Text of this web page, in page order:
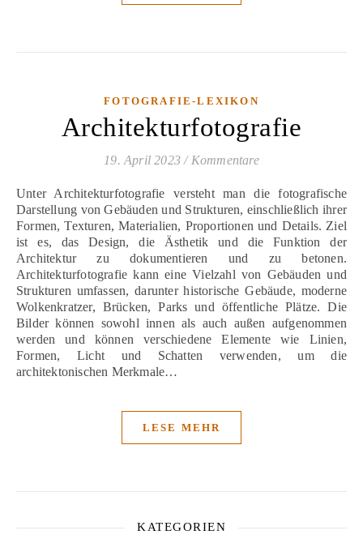
FOTOGRAFIE-LEXIKON
Architekturfotografie
19. April 2023 / Kommentare
Unter Architekturfotografie versteht man die fotografische
Darstellung von Gebäuden und Strukturen, einschließlich ihrer
Formen, Texturen, Materialien, Proportionen und Details. Ziel
ist es, das Design, die Ästhetik und die Funktion der
Architektur zu dokumentieren und zu betonen.
Architekturfotografie kann eine Vielzahl von Gebäuden und
Strukturen umfassen, darunter historische Gebäude, moderne
Wolkenkratzer, Brücken, Parks und öffentliche Plätze. Die
Bilder können sowohl innen als auch außen aufgenommen
werden und können verschiedene Elemente wie Linien,
Formen, Licht und Schatten verwenden, um die
architektonischen Merkmale…
LESE MEHR
KATEGORIEN